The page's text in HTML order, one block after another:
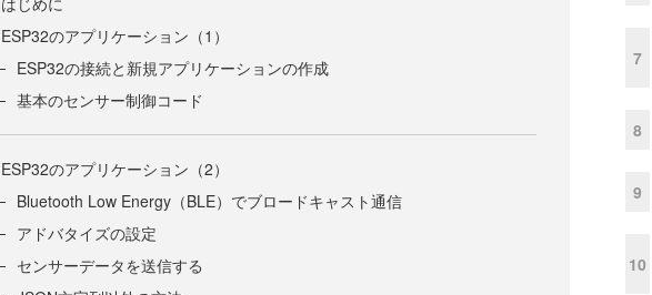
ESP32のアプリケーション（1）
ESP32の接続と新規アプリケーションの作成
基本のセンサー制御コード
ESP32のアプリケーション（2）
Bluetooth Low Energy（BLE）でブロードキャスト通信
アドバタイズの設定
センサーデータを送信する
7
8
9
10